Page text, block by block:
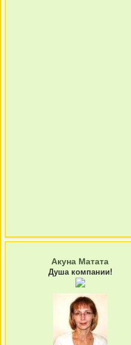
Акуна Матата
Душа компании!